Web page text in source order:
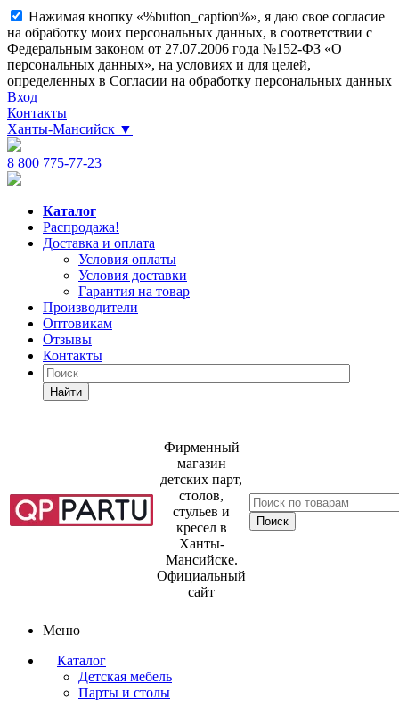
Нажимая кнопку «%button_caption%», я даю свое согласие
на обработку моих персональных данных, в соответствии с
Федеральным законом от 27.07.2006 года №152-ФЗ «О
персональных данных», на условиях и для целей,
определенных в Согласии на обработку персональных данных
Вход
Контакты
Ханты-Мансийск ▼
8 800 775-77-23
Каталог
Распродажа!
Доставка и оплата
Условия оплаты
Условия доставки
Гарантия на товар
Производители
Оптовикам
Отзывы
Контакты
Найти
Фирменный
магазин
детских парт,
столов,
стульев и
кресел в
Ханты-
Мансийске.
Официальный
сайт
Меню
Каталог
Детская мебель
Парты и столы